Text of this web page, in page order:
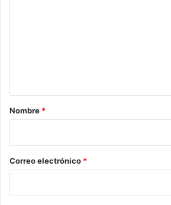
r
*
Nombre *
Correo electrónico *